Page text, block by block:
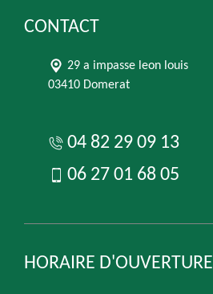
CONTACT
29 a impasse leon louis
03410 Domerat
04 82 29 09 13
06 27 01 68 05
HORAIRE D'OUVERTURE